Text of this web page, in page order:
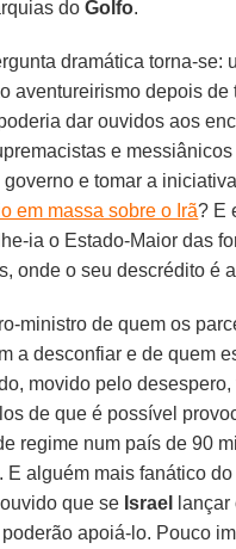
doGolfo.
dramática torna-se:
aventureirismo depois de
dar ouvidos aos
e
governo e tomar a
em massa sobre o Irã? E
ia o Estado-Maior das
onde o seu descrédito é
ministro de quem os
a desconfiar e de quem
movido pelo desespero,
de que é possível
regime num país de 90
E alguém mais fanático
que se Israel
apoiá-lo. Pouco